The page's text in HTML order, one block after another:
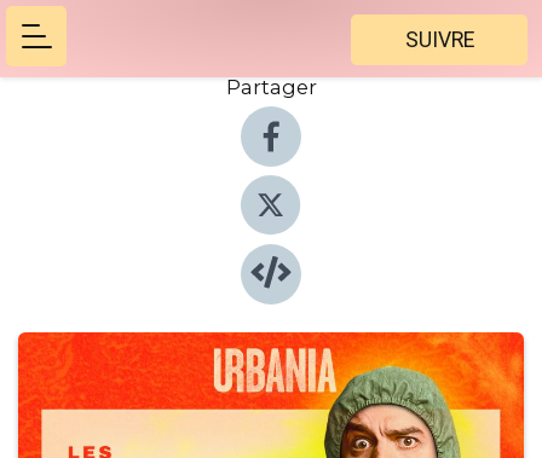
SUIVRE
Partager